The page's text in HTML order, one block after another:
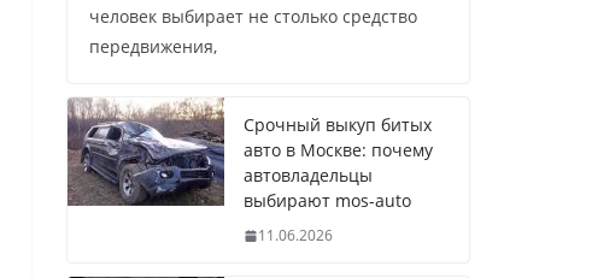
человек выбирает не столько средство
передвижения,
Срочный выкуп битых
авто в Москве: почему
автовладельцы
выбирают mos-auto
11.06.2026